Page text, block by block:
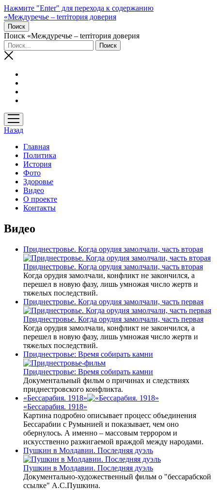
Нажмите "Enter" для перехода к содержанию
«Междуречье – terriтория доверия
Поиск
Поиск «Междуречье – terriтория доверия
открыть
меню
Назад
Главная
Политика
История
Фото
Здоровье
Видео
О проекте
Контакты
Видео
Приднестровье. Когда орудия замолчали, часть вторая
Приднестровье. Когда орудия замолчали, часть вторая
Когда орудия замолчали, конфликт не закончился, а
перешел в новую фазу, лишь умножая число жертв и
тяжелых последствий.
Приднестровье. Когда орудия замолчали, часть первая
Приднестровье. Когда орудия замолчали, часть первая
Когда орудия замолчали, конфликт не закончился, а
перешел в новую фазу, лишь умножая число жертв и
тяжелых последствий.
Приднестровье: Время собирать камни
Приднестровье: Время собирать камни
Документальный фильм о причинах и следствиях
приднестровского конфликта.
«Бессарабия. 1918»
«Бессарабия. 1918»
Картина подробно описывает процесс объединения
Бессарабии с Румынией и показывает, чем оно
обернулось. А именно – массовым террором и
искусственно разжигаемой враждой между народами.
Пушкин в Молдавии. Последняя дуэль
Пушкин в Молдавии. Последняя дуэль
Документально-художественный фильм о "бессарабской
ссылке" А.С.Пушкина.